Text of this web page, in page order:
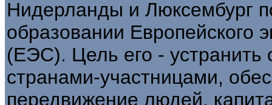
Нидерланды и Люксембург
образовании Европейского
(ЕЭС). Цель его - устранить
странами-участницами,
передвижение людей,